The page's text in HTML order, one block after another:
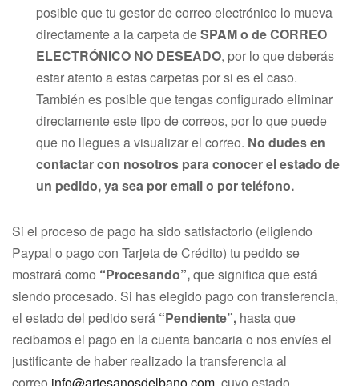
posible que tu gestor de correo electrónico lo mueva
directamente a la carpeta deSPAM o de CORREO
ELECTRÓNICO NO DESEADO, por lo que deberás
estar atento a estas carpetas por si es el caso.
También es posible que tengas configurado eliminar
directamente este tipo de correos, por lo que puede
que no llegues a visualizar el correo. No dudes en
contactar con nosotros para conocer el estado de
un pedido, ya sea por email o por teléfono.
Si el proceso de pago ha sido satisfactorio (eligiendo
Paypal o pago con Tarjeta de Crédito) tu pedido se
mostrará como “Procesando”,que significa que está
siendo procesado. Si has elegido pago con transferencia,
el estado del pedido será “Pendiente”, hasta que
recibamos el pago en la cuenta bancaria o nos envíes el
justificante de haber realizado la transferencia al